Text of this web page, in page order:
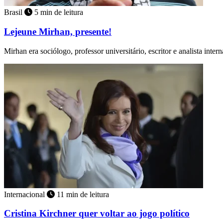
Brasil 5 min de leitura
Lejeune Mirhan, presente!
Mirhan era sociólogo, professor universitário, escritor e analista
Internacional 11 min de leitura
Cristina Kirchner quer voltar ao jogo político